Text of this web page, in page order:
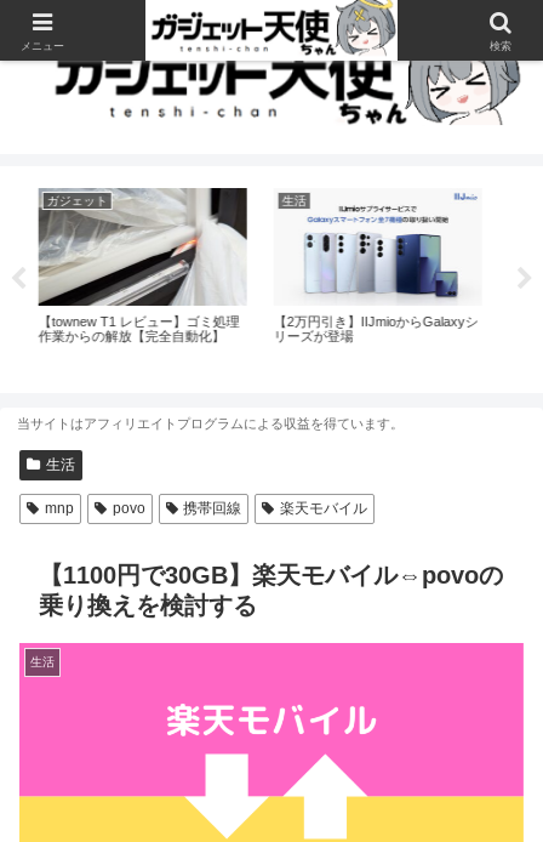
生活
【携帯回線】LINEMOも3000円の
新プラン追加、結局どこが良い
ガジェット
【SwitchBotボット レビュー】オー
トロック鍵忘れ問題を解決した話
当サイトはアフィリエイトプログラムによる収益を得ています。
生活
mnp povo 携帯回線 楽天モバイル
【1100円で30GB】楽天モバイル⇔povoの
乗り換えを検討する
生活
メニュー 検索